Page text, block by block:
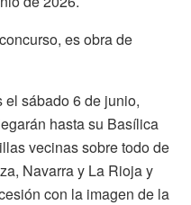
es obra de
el sábado 6 de junio,
hasta su Basílica
vecinas sobre todo de
Navarra y La Rioja y
con la imagen de la